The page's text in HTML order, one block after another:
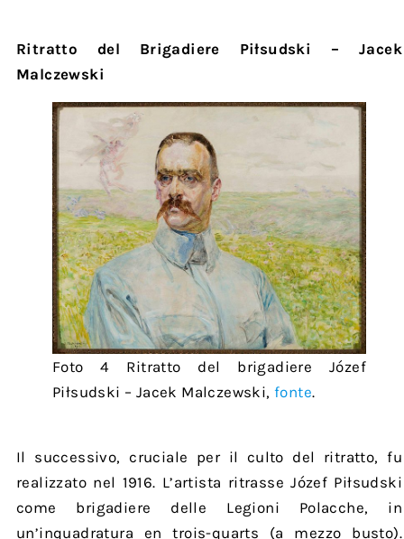
Ritratto del Brigadiere Piłsudski – Jacek
Malczewski
Foto 4 Ritratto del brigadiere Józef
Piłsudski – Jacek Malczewski, fonte.
Il successivo, cruciale per il culto del ritratto, fu
realizzato nel 1916. L’artista ritrasse Józef Piłsudski
come brigadiere delle Legioni Polacche, in
un’inquadratura en trois-quarts (a mezzo busto).